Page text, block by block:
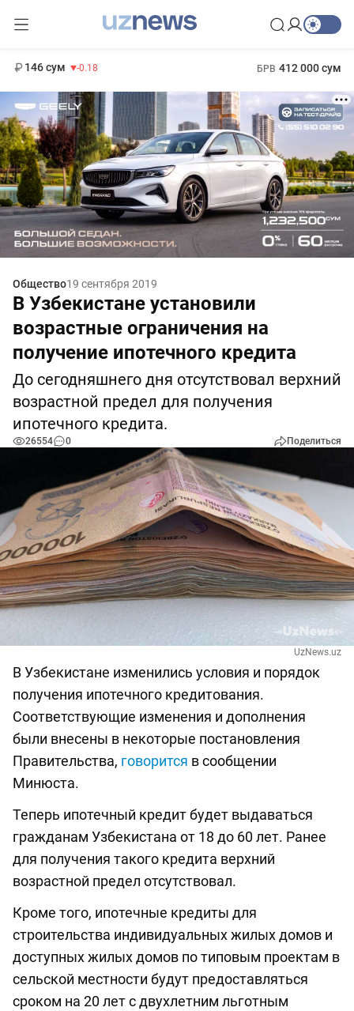
146 сум -0.18 БРВ 412 000 сум
Общество19 сентября 2019
В Узбекистане установили
возрастные ограничения на
получение ипотечного кредита
До сегодняшнего дня отсутствовал верхний
возрастной предел для получения
ипотечного кредита.
26554 0 Поделиться
UzNews.uz
В Узбекистане изменились условия и порядок
получения ипотечного кредитования.
Соответствующие изменения и дополнения
были внесены в некоторые постановления
Правительства, говорится в сообщении
Минюста.
Теперь ипотечный кредит будет выдаваться
гражданам Узбекистана от 18 до 60 лет. Ранее
для получения такого кредита верхний
возрастной предел отсутствовал.
Кроме того, ипотечные кредиты для
строительства индивидуальных жилых домов и
доступных жилых домов по типовым проектам в
сельской местности будут предоставляться
сроком на 20 лет с двухлетним льготным